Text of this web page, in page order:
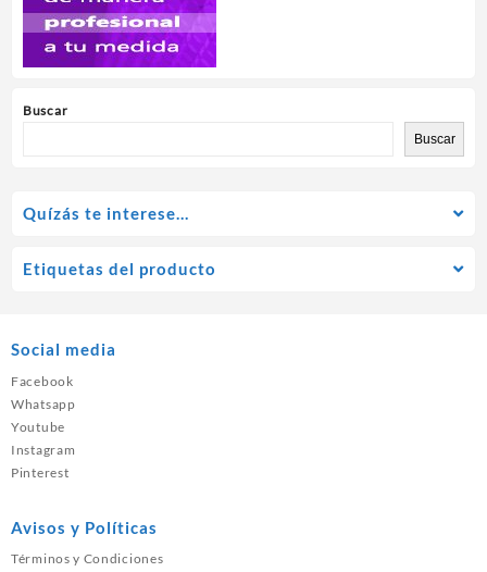
Buscar
Buscar
Quízás te interese…
Etiquetas del producto
Social media
Facebook
Whatsapp
Youtube
Instagram
Pinterest
Avisos y Políticas
Términos y Condiciones